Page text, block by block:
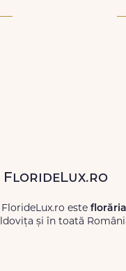
FlorideLux.ro
este
și în toată